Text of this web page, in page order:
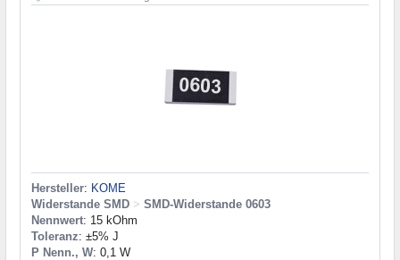
Hersteller: KOME
Widerstande SMD > SMD-Widerstande 0603
Nennwert: 15 kOhm
Toleranz: ±5% J
P Nenn., W: 0,1 W